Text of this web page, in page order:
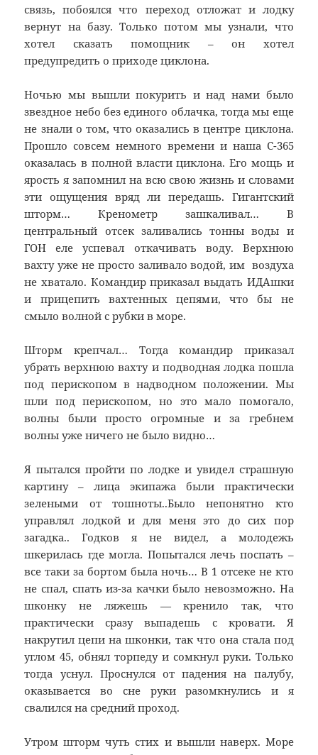
связь, побоялся что переход отложат и лодку
вернут на базу. Только потом мы узнали, что
хотел сказать помощник – он хотел
предупредить о приходе циклона.
Ночью мы вышли покурить и над нами было
звездное небо без единого облачка, тогда мы еще
не знали о том, что оказались в центре циклона.
Прошло совсем немного времени и наша С-365
оказалась в полной власти циклона. Его мощь и
ярость я запомнил на всю свою жизнь и словами
эти ощущения вряд ли передашь. Гигантский
шторм… Кренометр зашкаливал… В
центральный отсек заливались тонны воды и
ГОН еле успевал откачивать воду. Верхнюю
вахту уже не просто заливало водой, им воздуха
не хватало. Командир приказал выдать ИДАшки
и прицепить вахтенных цепями, что бы не
смыло волной с рубки в море.
Шторм крепчал… Тогда командир приказал
убрать верхнюю вахту и подводная лодка пошла
под перископом в надводном положении. Мы
шли под перископом, но это мало помогало,
волны были просто огромные и за гребнем
волны уже ничего не было видно…
Я пытался пройти по лодке и увидел страшную
картину – лица экипажа были практически
зелеными от тошноты..Было непонятно кто
управлял лодкой и для меня это до сих пор
загадка.. Годков я не видел, а молодежь
шкерилась где могла. Попытался лечь поспать –
все таки за бортом была ночь… В 1 отсеке не кто
не спал, спать из-за качки было невозможно. На
шконку не ляжешь — кренило так, что
практически сразу выпадешь с кровати. Я
накрутил цепи на шконки, так что она стала под
углом 45, обнял торпеду и сомкнул руки. Только
тогда уснул. Проснулся от падения на палубу,
оказывается во сне руки разомкнулись и я
свалился на средний проход.
Утром шторм чуть стих и вышли наверх. Море